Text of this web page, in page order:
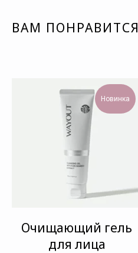
ВАМ ПОНРАВИТСЯ
Новинка
Очищающий гель
для лица